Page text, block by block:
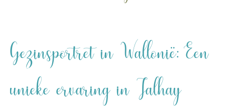
Gezinsportret in Wallonië: Een
unieke ervaring in Jalhay